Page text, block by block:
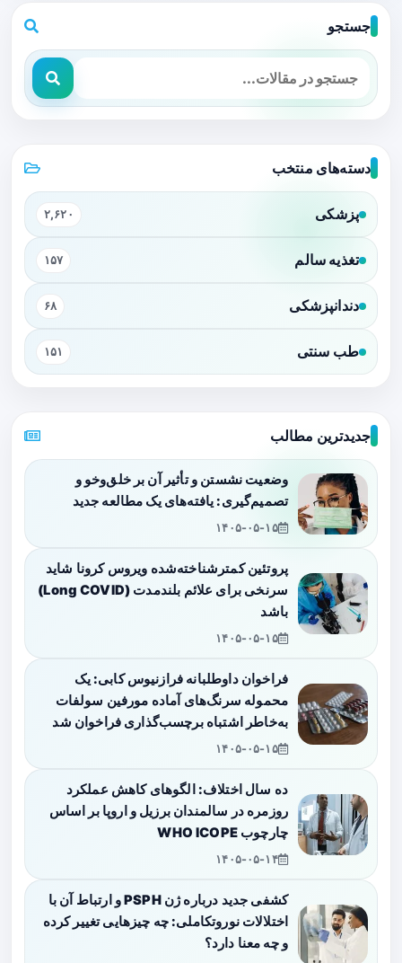
جستجو
دسته‌های منتخب
پزشکی ۲,۶۲۰
تغذیه سالم ۱۵۷
دندانپزشکی ۶۸
طب سنتی ۱۵۱
جدیدترین مطالب
وضعیت نشستن و تأثیر آن بر خلق‌وخو و
تصمیم‌گیری: یافته‌های یک مطالعه جدید
۱۴۰۵-۰۵-۱۵
پروتئین کمترشناخته‌شده ویروس کرونا شاید
سرنخی برای علائم بلندمدت (Long COVID)
باشد
۱۴۰۵-۰۵-۱۵
فراخوان داوطلبانه فرازنیوس کابی: یک
محموله سرنگ‌های آماده مورفین سولفات
به‌خاطر اشتباه برچسب‌گذاری فراخوان شد
۱۴۰۵-۰۵-۱۵
ده سال اختلاف: الگوهای کاهش عملکرد
روزمره در سالمندان برزیل و اروپا بر اساس
چارچوب WHO ICOPE
۱۴۰۵-۰۵-۱۴
کشفی جدید درباره ژن PSPH و ارتباط آن با
اختلالات نوروتکاملی: چه چیزهایی تغییر کرده
و چه معنا دارد؟